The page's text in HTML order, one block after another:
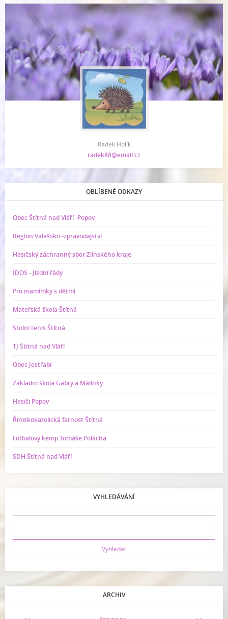
Radek Holík
radek88@email.cz
OBLÍBENÉ ODKAZY
Obec Štítná nad Vláří -Popov
Region Valašsko -zpravodajství
Hasičský záchranný sbor Zlínského kraje
IDOS - Jízdní řády
Pro mamimky s dětmi
Mateřská škola Štítná
Stolní tenis Štítná
TJ Štítná nad Vláří
Obec Jestřabí
Základní škola Gabry a Málinky
Hasiči Popov
Římskokatolická farnost Štítná
Fotbalový kemp Tomáše Polácha
SDH Štítná nad Vláří
VYHLEDÁVÁNÍ
ARCHIV